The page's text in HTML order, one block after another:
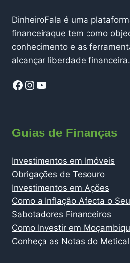
DinheiroFala é uma
financeiraque tem como
conhecimento e as
alcançar liberdade financeira.
Facebook
Instagram
YouTube
Guias de Finanças
Investimentos em Imóveis
Obrigações de Tesouro
Investimentos em Ações
Como a Inflação Afecta o
Sabotadores Financeiros
Como Investir em
Conheça as Notas do Metical